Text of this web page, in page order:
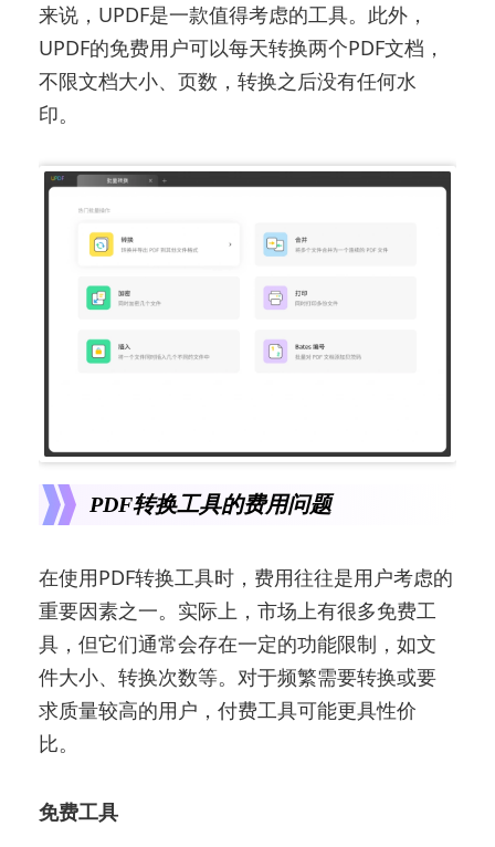
来说，UPDF是一款值得考虑的工具。此外，
UPDF的免费用户可以每天转换两个PDF文档，
不限文档大小、页数，转换之后没有任何水
印。
PDF转换工具的费用问题
在使用PDF转换工具时，费用往往是用户考虑的
重要因素之一。实际上，市场上有很多免费工
具，但它们通常会存在一定的功能限制，如文
件大小、转换次数等。对于频繁需要转换或要
求质量较高的用户，付费工具可能更具性价
比。
免费工具